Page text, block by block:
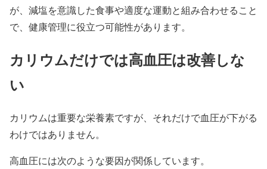
が、減塩を意識した食事や適度な運動と組み合わせること
で、健康管理に役立つ可能性があります。
カリウムだけでは高血圧は改善しな
い
カリウムは重要な栄養素ですが、それだけで血圧が下がる
わけではありません。
高血圧には次のような要因が関係しています。